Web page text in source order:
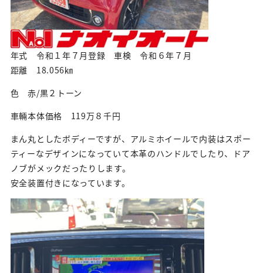
年式 令和１年７月登録 車検 令和６年７月
距離 18.056㎞
色 赤/黒２トーン
車輛本体価格 119万８千円
まん丸としたボディーですが、アルミホイールで内装はスポー
ティーなデザインになっていて本革のハンドルでしたり、ドア
ノブがメックだったりします。
安全装置付きになっています。